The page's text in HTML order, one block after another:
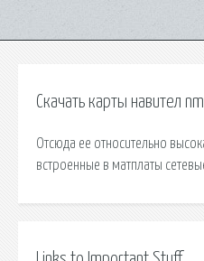
Скачать карты навител
Отсюда ее относительно
встроенные в матплаты